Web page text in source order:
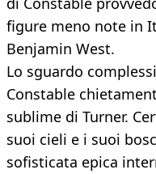
figure meno note in
Benjamin West.
Lo sguardo
Constable
sublime di Turner.
suoi cieli e i suoi
sofisticata epica